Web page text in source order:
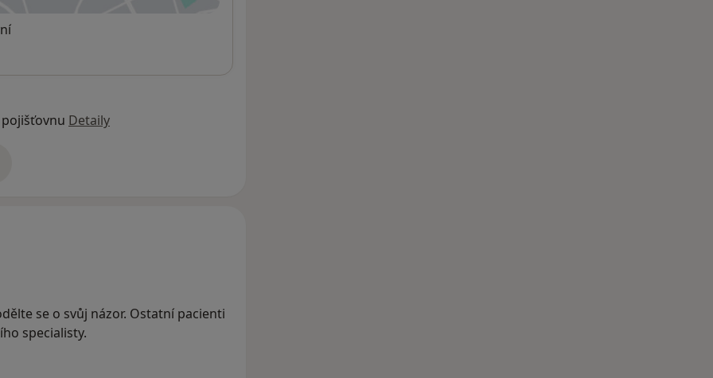
Detaily
se o svůj názor. Ostatní pacienti
specialisty.